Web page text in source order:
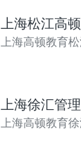
上海松江高
上海高顿教育
上海徐汇管
上海高顿教育